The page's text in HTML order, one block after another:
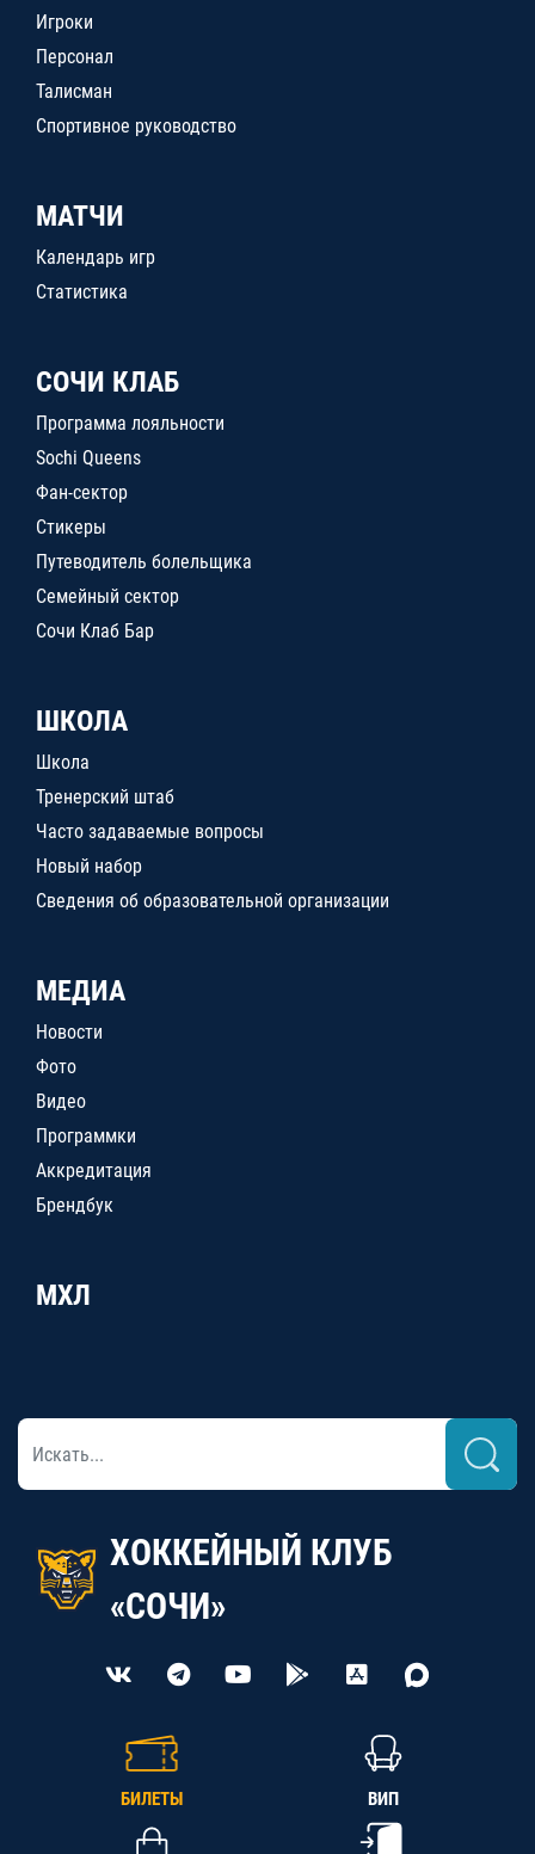
Игроки
Персонал
Талисман
Спортивное руководство
МАТЧИ
Календарь игр
Статистика
СОЧИ КЛАБ
Программа лояльности
Sochi Queens
Фан-сектор
Стикеры
Путеводитель болельщика
Семейный сектор
Сочи Клаб Бар
ШКОЛА
Школа
Тренерский штаб
Часто задаваемые вопросы
Новый набор
Сведения об образовательной организации
МЕДИА
Новости
Фото
Видео
Программки
Аккредитация
Брендбук
МХЛ
ХОККЕЙНЫЙ КЛУБ
«СОЧИ»
БИЛЕТЫ ВИП